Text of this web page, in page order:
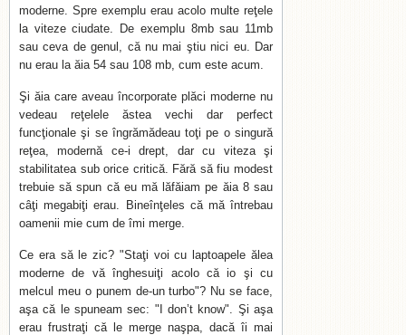
moderne. Spre exemplu erau acolo multe reţele
la viteze ciudate. De exemplu 8mb sau 11mb
sau ceva de genul, că nu mai ştiu nici eu. Dar
nu erau la ăia 54 sau 108 mb, cum este acum.
Şi ăia care aveau încorporate plăci moderne nu
vedeau reţelele ăstea vechi dar perfect
funcţionale şi se îngrămădeau toţi pe o singură
reţea, modernă ce-i drept, dar cu viteza şi
stabilitatea sub orice critică. Fără să fiu modest
trebuie să spun că eu mă lăfăiam pe ăia 8 sau
câţi megabiţi erau. Bineînţeles că mă întrebau
oamenii mie cum de îmi merge.
Ce era să le zic? "Staţi voi cu laptoapele ălea
moderne de vă înghesuiţi acolo că io şi cu
melcul meu o punem de-un turbo"? Nu se face,
aşa că le spuneam sec: "I don’t know". Şi aşa
erau frustraţi că le merge naşpa, dacă îi mai